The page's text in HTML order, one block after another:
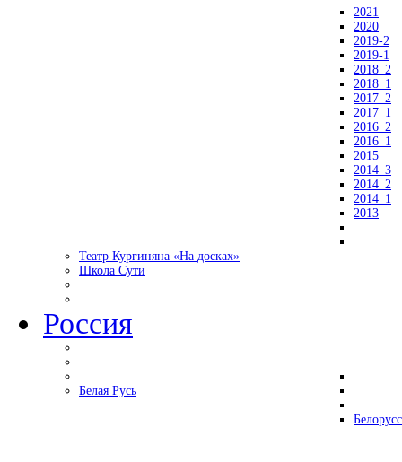
2021
2020
2019-2
2019-1
2018_2
2018_1
2017_2
2017_1
2016_2
2016_1
2015
2014_3
2014_2
2014_1
2013
Театр Кургиняна «На досках»
Школа Сути
Россия
Белая Русь